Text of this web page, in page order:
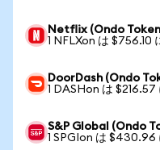
Netflix (Ondo
1 NFLXon は $756.10
DoorDash (Ondo
1 DASHon は $216.57
S&P Global (Ondo
1 SPGIon は $430.96